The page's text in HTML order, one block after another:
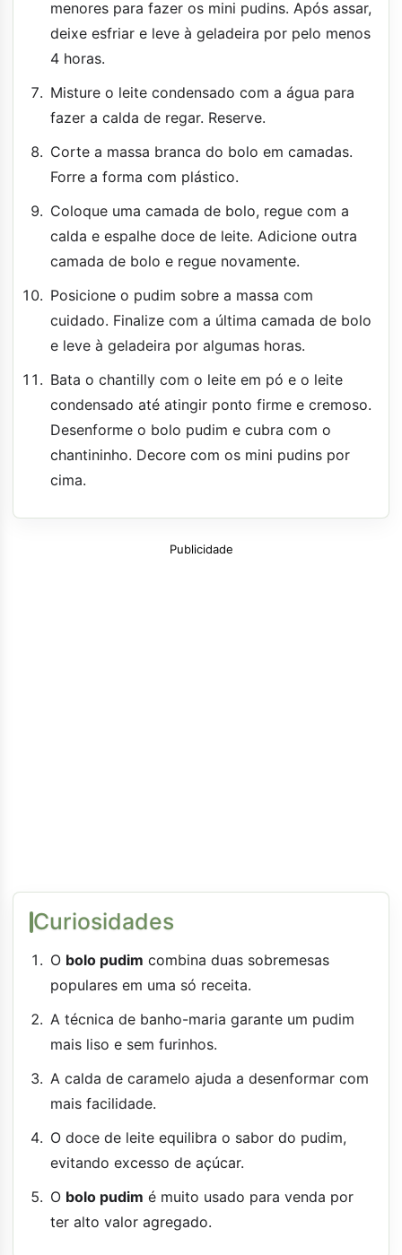
menores para fazer os mini pudins. Após assar,
deixe esfriar e leve à geladeira por pelo menos
4 horas.
Misture o leite condensado com a água para
fazer a calda de regar. Reserve.
Corte a massa branca do bolo em camadas.
Forre a forma com plástico.
Coloque uma camada de bolo, regue com a
calda e espalhe doce de leite. Adicione outra
camada de bolo e regue novamente.
Posicione o pudim sobre a massa com
cuidado. Finalize com a última camada de bolo
e leve à geladeira por algumas horas.
Bata o chantilly com o leite em pó e o leite
condensado até atingir ponto firme e cremoso.
Desenforme o bolo pudim e cubra com o
chantininho. Decore com os mini pudins por
cima.
Publicidade
Curiosidades
O bolo pudim combina duas sobremesas
populares em uma só receita.
A técnica de banho-maria garante um pudim
mais liso e sem furinhos.
A calda de caramelo ajuda a desenformar com
mais facilidade.
O doce de leite equilibra o sabor do pudim,
evitando excesso de açúcar.
O bolo pudim é muito usado para venda por
ter alto valor agregado.